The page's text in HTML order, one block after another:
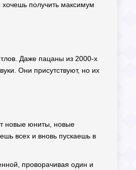
хочешь получить максимум
Даже пацаны из 2000-х
Они присутствуют, но их
новые юниты, новые
всех и вновь пускаешь в
проворачивая один и